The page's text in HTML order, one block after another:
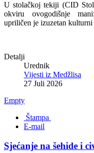
U stolačkoj tekiji (CID
okviru ovogodišnje
upriličen je izuzetan kulturni
Detalji
Urednik
Vijesti iz Medžlisa
27 Juli 2026
Empty
Štampa
E-mail
Sjećanje na šehide i